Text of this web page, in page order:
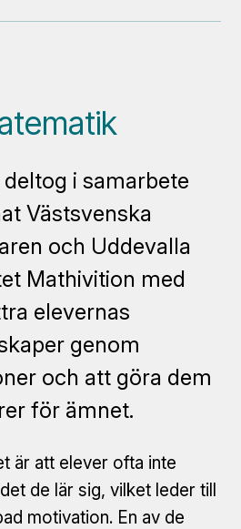
i samarbete
Västsvenska
och Uddevalla
Mathivition med
elevernas
genom
och att göra dem
för ämnet.
är att elever ofta inte
de lär sig, vilket leder till
motivation. En av de